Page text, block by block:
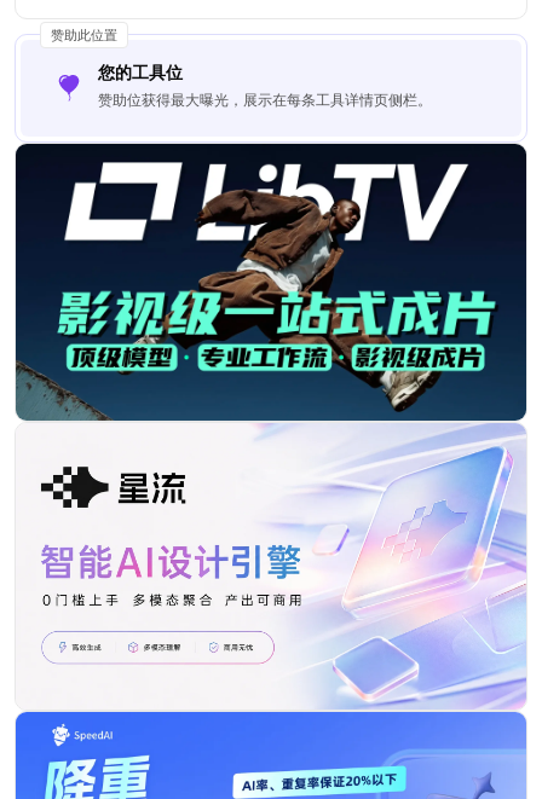
赞助此位置
您的工具位
赞助位获得最大曝光，展示在每条工具详情页侧栏。